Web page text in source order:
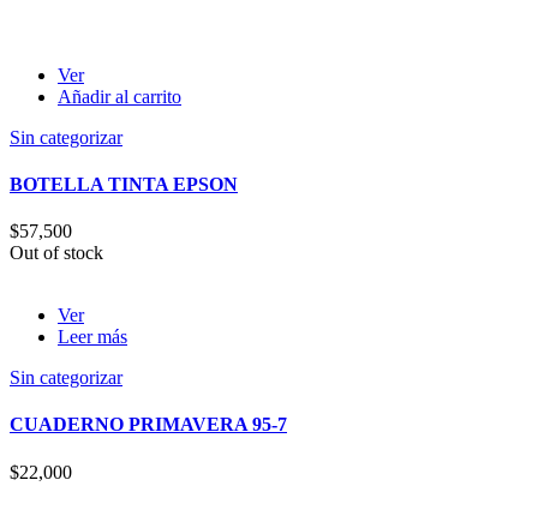
Ver
Añadir al carrito
Sin categorizar
BOTELLA TINTA EPSON
$57,500
Out of stock
Ver
Leer más
Sin categorizar
CUADERNO PRIMAVERA 95-7
$22,000